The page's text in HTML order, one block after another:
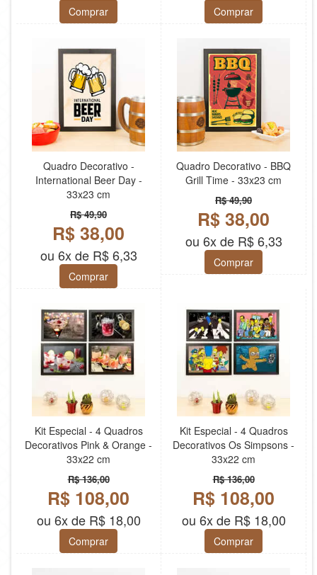
Comprar Comprar
Quadro Decorativo -
International Beer Day -
33x23 cm
R$ 49,90
R$ 38,00
ou 6x de R$ 6,33
Comprar
Quadro Decorativo - BBQ
Grill Time - 33x23 cm
R$ 49,90
R$ 38,00
ou 6x de R$ 6,33
Comprar
Kit Especial - 4 Quadros
Decorativos Pink & Orange -
33x22 cm
R$ 136,00
R$ 108,00
ou 6x de R$ 18,00
Comprar
Kit Especial - 4 Quadros
Decorativos Os Simpsons -
33x22 cm
R$ 136,00
R$ 108,00
ou 6x de R$ 18,00
Comprar